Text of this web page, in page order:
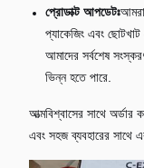
প্রোডাক্ট আপডেটঃ
প্যাকেজিং এবং ছোটখাট
আমাদের সর্বশেষ
ভিন্ন হতে পারে.
আত্মবিশ্বাসের সাথে
এবং সহজ ব্যবহারের সাথে